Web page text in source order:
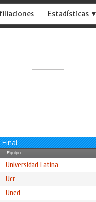
Estadísticas ▼
Final
Equipo
Universidad Latina
Ucr
Uned